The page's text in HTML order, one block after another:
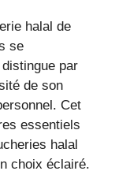
halal de
se
par
de son
Cet
essentiels
halal
choix éclairé.